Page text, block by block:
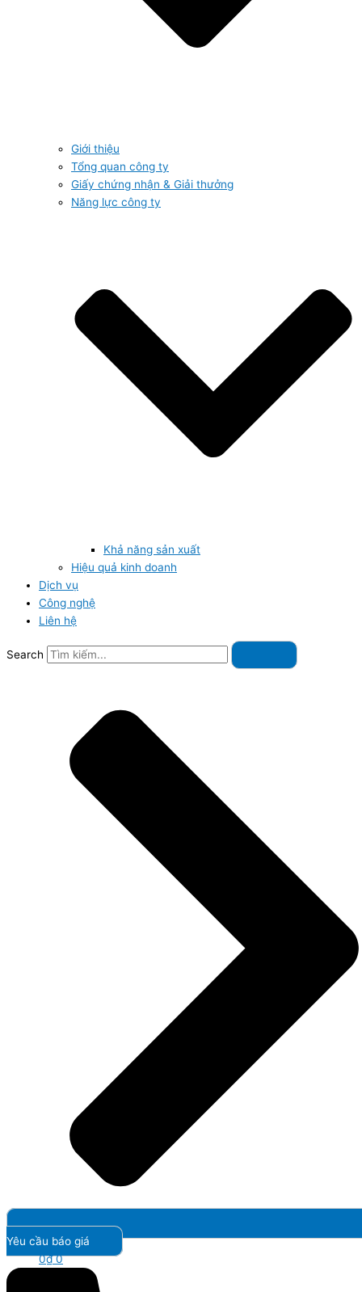
Giới thiệu
Tổng quan công ty
Giấy chứng nhận & Giải thưởng
Năng lực công ty
Khả năng sản xuất
Hiệu quả kinh doanh
Dịch vụ
Công nghệ
Liên hệ
Search
Yêu cầu báo giá
0₫ 0